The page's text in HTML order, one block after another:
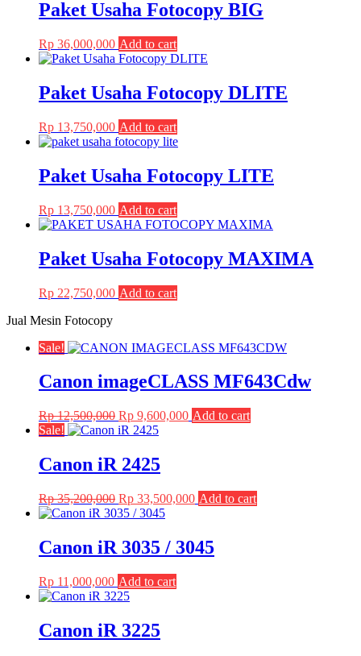
product
product
Paket Usaha Fotocopy BIG
Rp 36,000,000 Add to cart
Paket Usaha Fotocopy DLITE
Rp 13,750,000 Add to cart
Paket Usaha Fotocopy LITE
Rp 13,750,000 Add to cart
Paket Usaha Fotocopy MAXIMA
Rp 22,750,000 Add to cart
Jual Mesin Fotocopy
Sale!
Canon imageCLASS MF643Cdw
Rp12,500,000 Original
price
Rp 12,500,000.
Rp 9,600,000Current
Add to cart
Sale!
Canon iR 2425
Rp35,200,000 Original
price
Rp 35,200,000.
Rp 33,500,000Current
Rp 33,500,000.
Add to cart
Canon iR 3035 / 3045
Rp 11,000,000 Add to cart
Canon iR 3225